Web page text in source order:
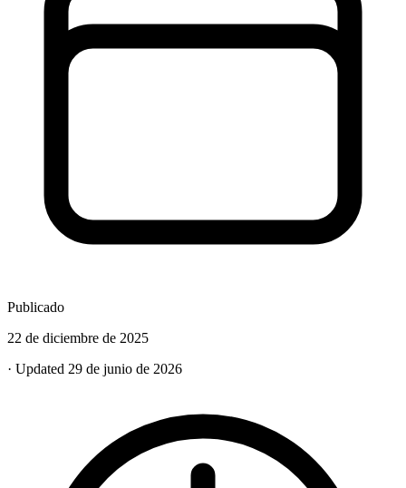
Publicado
22 de diciembre de 2025
· Updated 29 de junio de 2026